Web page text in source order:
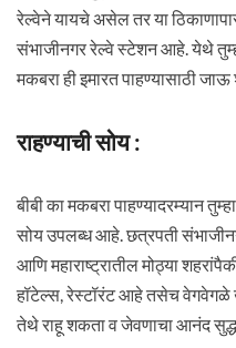
रेल्वेने यायचे असेल तर या
संभाजीनगर रेल्वे स्टेशन आहे. येथे
मकबरा ही इमारत पाहण्यासाठी
राहण्याची सोय :
बीबी का मकबरा पाहण्यादरम्यान
सोय उपलब्ध आहे. छत्रपती
आणि महाराष्ट्रातील मोठ्या
हॉटेल्स, रेस्टॉरंट आहे तसेच वेगवेगळे
तेथे राहू शकता व जेवणाचा आनंद